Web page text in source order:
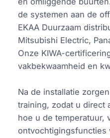
de systemen aan de
EKAA Duurzaam
Mitsubishi Electric,
Onze KIWA-
vakbekwaamheid en
Na de installatie
training, zodat u direct
hoe u de temperatuur,
ontvochtigingsfuncties